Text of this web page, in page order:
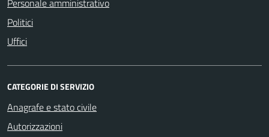
Politici
Uffici
CATEGORIE DI SERVIZIO
Anagrafe e stato civile
Autorizzazioni